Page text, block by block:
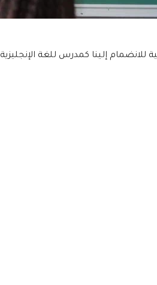
إلينا كمدرس للغة الإنجليزية